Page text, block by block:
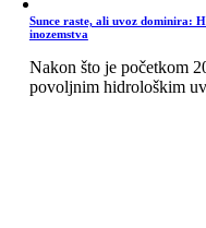
Sunce raste, ali uvoz dominira:
inozemstva
Nakon što je početkom
povoljnim hidrološkim